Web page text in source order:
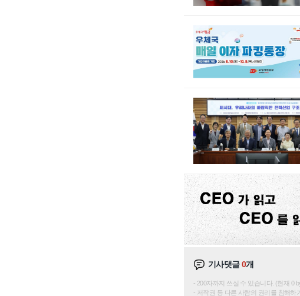
기사댓글0개
200자까지 쓰실 수 있습니다. (현재 0
저작권 등 다른 사람의 권리를 침해하